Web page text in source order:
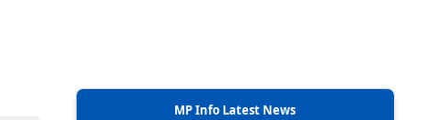
MP Info Latest News